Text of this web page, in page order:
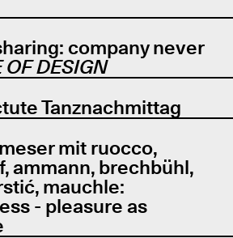
company never
OF DESIGN
Tanznachmittag
mit ruocco,
ammann, brechbühl,
mauchle:
- pleasure as